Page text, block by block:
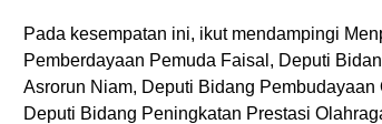
Pada kesempatan ini, ikut mendampingi
Pemberdayaan Pemuda Faisal, Deputi
Asrorun Niam, Deputi Bidang Pembudayaan
Deputi Bidang Peningkatan Prestasi